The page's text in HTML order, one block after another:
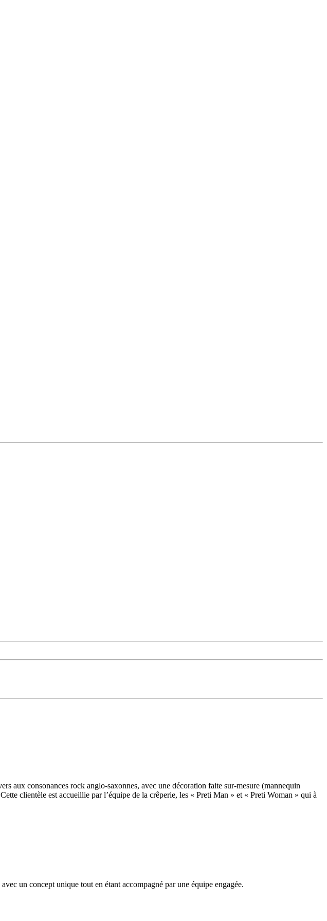
aux consonances rock anglo-saxonnes, avec une décoration faite sur-mesure (mannequin
clientèle est accueillie par l’équipe de la crêperie, les « Preti Man » et « Preti Woman » qui à
un concept unique tout en étant accompagné par une équipe engagée.